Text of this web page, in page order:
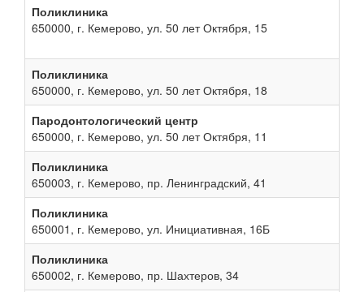
Поликлиника
650000, г. Кемерово, ул. 50 лет Октября, 15
Поликлиника
650000, г. Кемерово, ул. 50 лет Октября, 18
Пародонтологический центр
650000, г. Кемерово, ул. 50 лет Октября, 11
Поликлиника
650003, г. Кемерово, пр. Ленинградский, 41
Поликлиника
650001, г. Кемерово, ул. Инициативная, 16Б
Поликлиника
650002, г. Кемерово, пр. Шахтеров, 34